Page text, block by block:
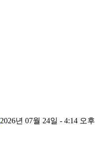
2026년 07월 24일 - 4:14 오후